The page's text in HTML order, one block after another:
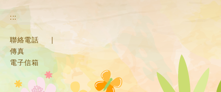
:::
聯絡電話
|
傳真
電子信箱